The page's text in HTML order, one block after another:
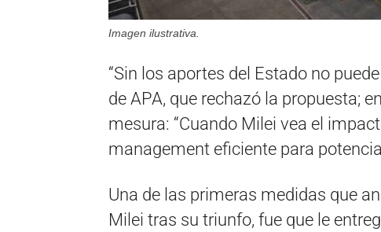
Imagen ilustrativa.
“Sin los aportes del Estado no
de APA, que rechazó la propuesta;
mesura: “Cuando Milei vea el
management eficiente para
Una de las primeras medidas que
Milei tras su triunfo, fue que le